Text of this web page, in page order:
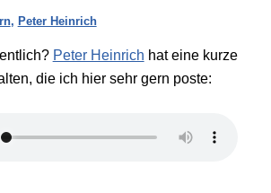
, Peter Heinrich
Peter Heinrich hat eine kurze
die ich hier sehr gern poste: